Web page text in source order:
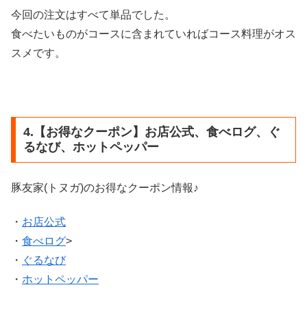
今回の注文はすべて単品でした。
食べたいものがコースに含まれていればコース料理がオス
スメです。
4.【お得なクーポン】お店公式、食べログ、ぐ
るなび、ホットペッパー
豚友家(トヌガ)のお得なクーポン情報♪
・ お店公式
・ 食べログ>
・ ぐるなび
・ ホットペッパー